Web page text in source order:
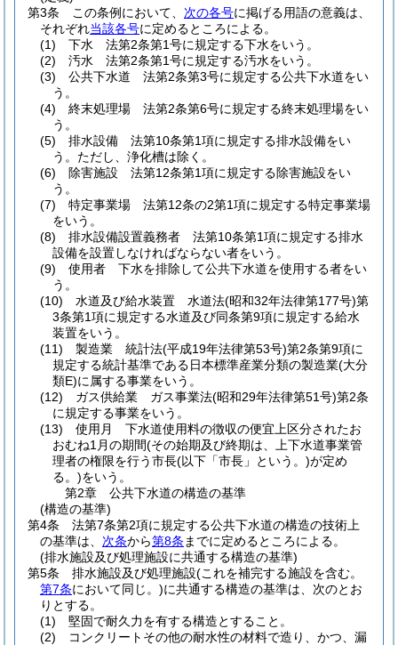
第3条
この条例において、 次の各号に掲げる用語の意義は、
それぞれ当該各号に定めるところによる。
(1)
下水 法第2条第1号に規定する下水をいう。
(2)
汚水 法第2条第1号に規定する汚水をいう。
(3)
公共下水道 法第2条第3号に規定する公共下水道をい
う。
(4)
終末処理場 法第2条第6号に規定する終末処理場をい
う。
(5)
排水設備 法第10条第1項に規定する排水設備をい
う。 ただし、浄化槽は除く。
(6)
除害施設 法第12条第1項に規定する除害施設をい
う。
(7)
特定事業場 法第12条の2第1項に規定する特定事業場
をいう。
(8)
排水設備設置義務者 法第10条第1項に規定する排水
設備を設置しなければならない者をいう。
(9)
使用者 下水を排除して公共下水道を使用する者をい
う。
(10)
水道及び給水装置 水道法(昭和32年法律第177号)第
3条第1項に規定する水道及び同条第9項に規定する給水
装置をいう。
(11)
製造業 統計法(平成19年法律第53号)第2条第9項に
規定する統計基準である日本標準産業分類の製造業(大分
類E)に属する事業をいう。
(12)
ガス供給業 ガス事業法(昭和29年法律第51号)第2条
に規定する事業をいう。
(13)
使用月 下水道使用料の徴収の便宜上区分されたお
おむね1月の期間(その始期及び終期は、上下水道事業管
理者の権限を行う市長(以下「市長」という。)が定め
る。)をいう。
第2章
公共下水道の構造の基準
(構造の基準)
第4条
法第7条第2項に規定する公共下水道の構造の技術上
の基準は、 次条から第8条 までに定めるところによる。
(排水施設及び処理施設に共通する構造の基準)
第5条
排水施設及び処理施設(これを補完する施設を含む。
第7条において同じ。)に共通する構造の基準は、次のとお
りとする。
(1)
堅固で耐久力を有する構造とすること。
(2)
コンクリートその他の耐水性の材料で造り、かつ、漏